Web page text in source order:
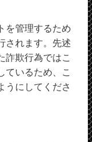
を管理するため
されます。先述
詐欺行為ではこ
ているため、こ
うにしてくださ